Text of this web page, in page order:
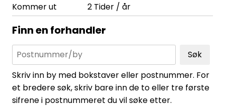
Kommer ut
2 Tider / år
Finn en forhandler
Søk
Skriv inn by med bokstaver eller postnummer. For
et bredere søk, skriv bare inn de to eller tre første
sifrene i postnummeret du vil søke etter.